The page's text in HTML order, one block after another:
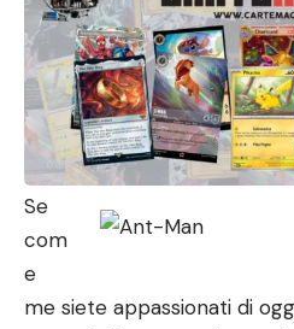
Se
com
e
me siete appassionati di